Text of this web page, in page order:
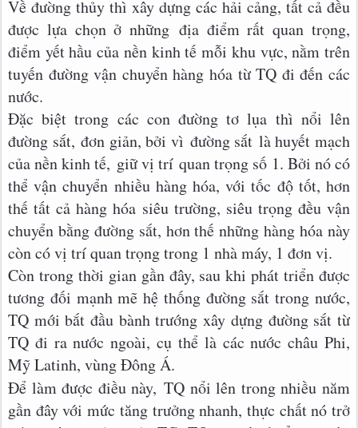
Về đường thủy thì xây dựng các hải cảng, tất cả đều
được lựa chọn ở những địa điểm rất quan trọng,
điểm yết hầu của nền kinh tế mỗi khu vực, nằm trên
tuyến đường vận chuyển hàng hóa từ TQ đi đến các
nước.
Đặc biệt trong các con đường tơ lụa thì nổi lên
đường sắt, đơn giản, bởi vì đường sắt là huyết mạch
của nền kinh tế, giữ vị trí quan trọng số 1. Bởi nó có
thể vận chuyển nhiều hàng hóa, với tốc độ tốt, hơn
thế tất cả hàng hóa siêu trường, siêu trọng đều vận
chuyển bằng đường sắt, hơn thế những hàng hóa này
còn có vị trí quan trọng trong 1 nhà máy, 1 đơn vị.
Còn trong thời gian gần đây, sau khi phát triển được
tương đối mạnh mẽ hệ thống đường sắt trong nước,
TQ mới bắt đầu bành trướng xây dựng đường sắt từ
TQ đi ra nước ngoài, cụ thể là các nước châu Phi,
Mỹ Latinh, vùng Đông Á.
Để làm được điều này, TQ nổi lên trong nhiều năm
gần đây với mức tăng trưởng nhanh, thực chất nó trở